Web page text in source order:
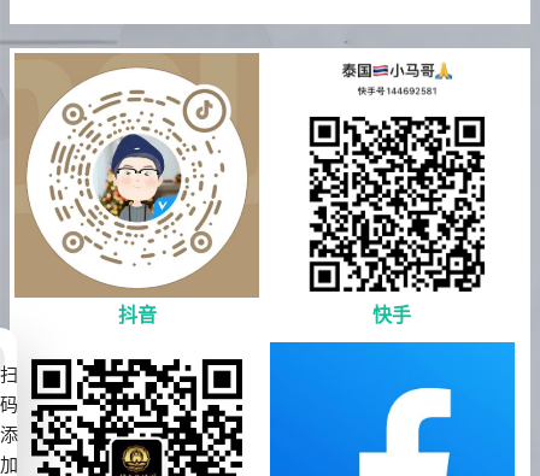
抖音 快手
扫
码
添
加